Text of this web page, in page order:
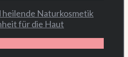
heilende Naturkosmetik
für die Haut